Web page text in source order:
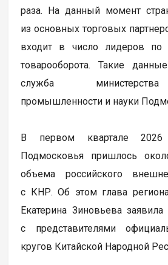
раза. На данный момент
из основных торговых
входит в число лидеров по
товарооборота. Такие
служба
промышленности и науки
В первом квартале
Подмосковья пришлось
объема российского
с КНР. Об этом глава
Екатерина Зиновьева
с представителями
кругов Китайской Народной